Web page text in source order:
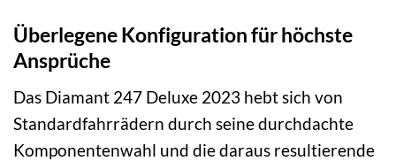
Überlegene Konfiguration für höchste
Ansprüche
Das Diamant 247 Deluxe 2023 hebt sich von
Standardfahrrädern durch seine durchdachte
Komponentenwahl und die daraus resultierende